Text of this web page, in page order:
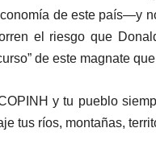
de este país—y
el riesgo que
de este magnate
y tu pueblo
tus ríos, montañas,